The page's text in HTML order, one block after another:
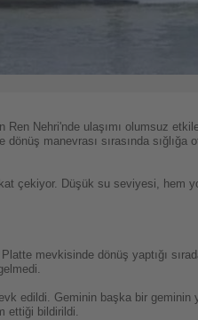
Nehri'nde ulaşımı olumsuz
manevrası sırasında sığlığa
çekiyor. Düşük su seviyesi, hem
mevkisinde dönüş yaptığı
edildi. Geminin başka bir geminin
ettiği bildirildi.